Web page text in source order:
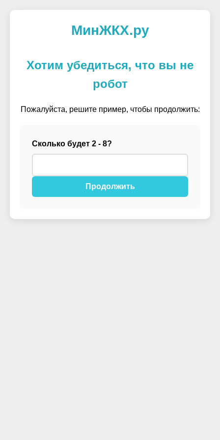
МинЖКХ.ру
Хотим убедиться, что вы не
робот
Пожалуйста, решите пример, чтобы продолжить:
Сколько будет 2 - 8?
Продолжить